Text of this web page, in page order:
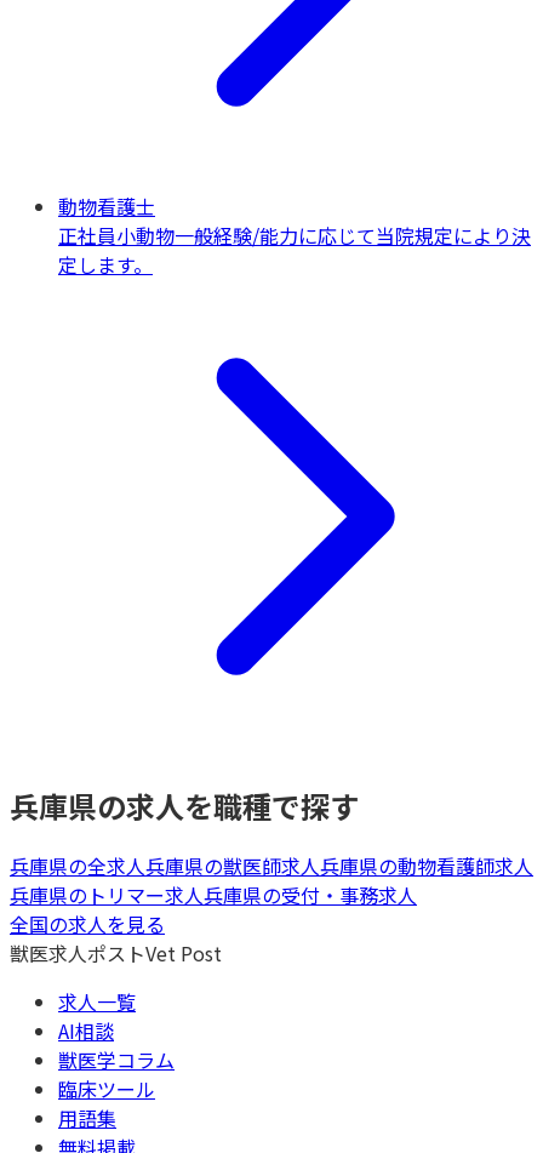
動物看護士
正社員小動物一般経験/能力に応じて当院規定により決
定します。
兵庫県の求人を職種で探す
兵庫県の全求人兵庫県の獣医師求人兵庫県の動物看護師求人
兵庫県の トリマー求人兵庫県の受付・事務求人
全国の求人を見る
獣医求人ポストVet Post
求人一覧
AI相談
獣医学コラム
臨床ツール
用語集
無料掲載